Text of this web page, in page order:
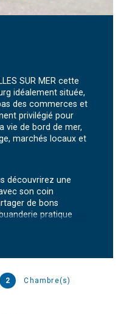
2 Chambre(s)
SUR MER cette
idéalement située,
des commerces et
privilégié pour
vie de bord de mer,
marchés locaux et
découvrirez une
son coin
de bons
pratique
deux